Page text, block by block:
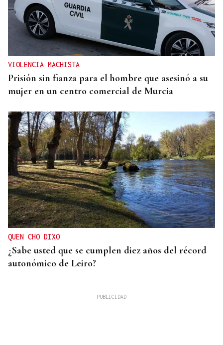
VIOLENCIA MACHISTA
Prisión sin fianza para el hombre que asesinó a su
mujer en un centro comercial de Murcia
QUEN CHO DIXO
¿Sabe usted que se cumplen diez años del récord
autonómico de Leiro?